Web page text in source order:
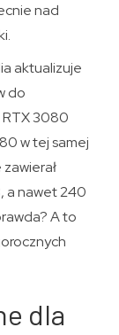
nad
aktualizuje
do
RTX 3080
w tej samej
a nawet 240
A to
dla